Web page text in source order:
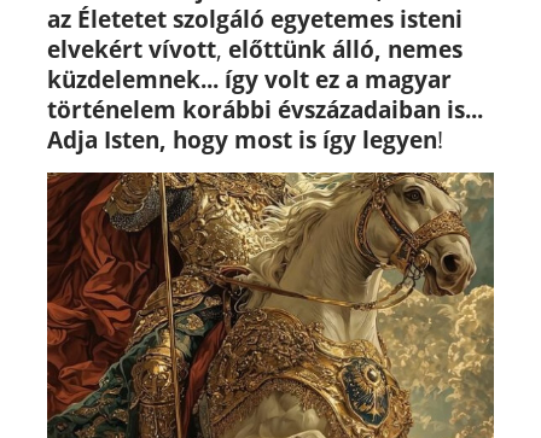
az Életetet szolgáló egyetemes isteni
elvekért vívott, előttünk álló, nemes
küzdelemnek... így volt ez a magyar
történelem korábbi évszázadaiban is...
Adja Isten, hogy most is így legyen!